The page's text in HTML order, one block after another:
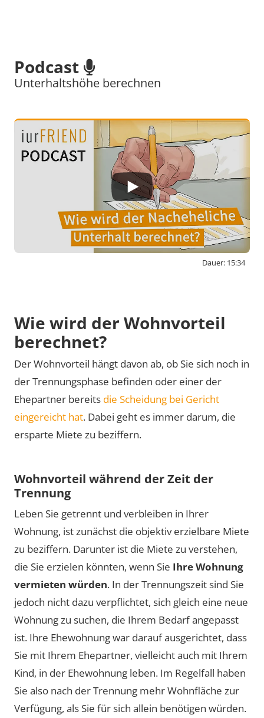
Video laden
Dauer: 15:34
Podcast
Unterhaltshöhe berechnen
Wie wird der Wohnvorteil
berechnet?
Der Wohnvorteil hängt davon ab, ob Sie sich noch in
der Trennungsphase befinden oder einer der
Ehepartner bereits die Scheidung bei Gericht
eingereicht hat. Dabei geht es immer darum, die
ersparte Miete zu beziffern.
Wohnvorteil während der Zeit der
Trennung
Leben Sie getrennt und verbleiben in Ihrer
Wohnung, ist zunächst die objektiv erzielbare Miete
zu beziffern. Darunter ist die Miete zu verstehen,
die Sie erzielen könnten, wenn Sie Ihre Wohnung
vermieten würden. In der Trennungszeit sind Sie
jedoch nicht dazu verpflichtet, sich gleich eine neue
Wohnung zu suchen, die Ihrem Bedarf angepasst
ist. Ihre Ehewohnung war darauf ausgerichtet, dass
Sie mit Ihrem Ehepartner, vielleicht auch mit Ihrem
Kind, in der Ehewohnung leben. Im Regelfall haben
Sie also nach der Trennung mehr Wohnfläche zur
Verfügung, als Sie für sich allein benötigen würden.